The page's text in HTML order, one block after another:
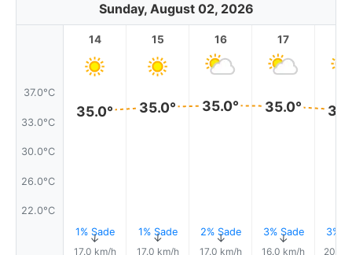
Sunday, August 02, 2026
37.0°C
33.0°C
30.0°C
26.0°C
22.0°C
14
35.0°
1% Sade
↑
17.0 km/h
15
35.0°
1% Sade
↑
17.0 km/h
16
35.0°
2% Sade
↑
17.0 km/h
17
35.0°
3% Sade
↑
16.0 km/h
3%
20.0